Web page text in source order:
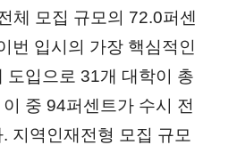
체 모집 규모의 72.0퍼센
번 입시의 가장 핵심적인
도입으로 31개 대학이 총
중 94퍼센트가 수시 전
지역인재전형 모집 규모